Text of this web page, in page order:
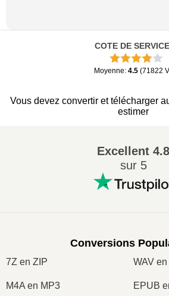
COTE DE SERVICE
Moyenne: 4.5 (71822
Vous devez convertir et télécharger
estimer
Excellent 4.8
sur 5
Conversions
7Z en ZIP WAV
M4A en MP3 EPUB